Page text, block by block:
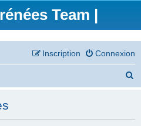
Team |
Connexion
Inscription